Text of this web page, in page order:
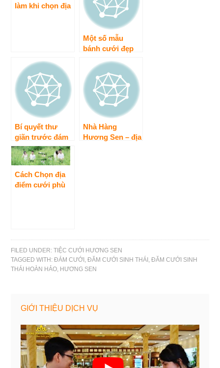
làm khi chọn địa
Một số mẫu
bánh cưới đẹp
Bí quyết thư
giãn trước đám
cưới của cô dâu
chú rể
Nhà Hàng
Hương Sen – địa
Cách Chọn địa
điểm cưới phù
FILED UNDER:TIỆC CƯỚI HƯƠNG SEN
TAGGED WITH:ĐÁM CƯỚI ,ĐĂM CƯỚI SINH THÁI ,ĐĂM CƯỚI SINH
THÁI HOÀN HẢO, HƯƠNG SEN
GIỚI THIỆU DỊCH VỤ